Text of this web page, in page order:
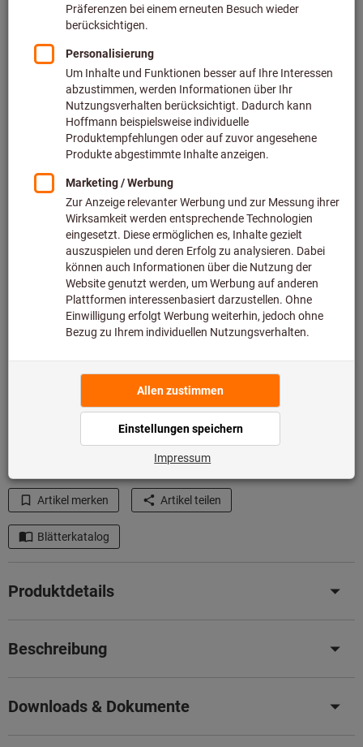
Preis pro 1 Stück
zzgl. MwSt.
zzgl. Versandkosten
Individuelle Preisanzeige für Geschäftskunden nach
Anmeldung.
Staffelpreise:
ab 1 Stück 139,83 €
ab 2 Stück
Steigung (mm):
1,5 2 2,5 3
In den Warenkorb
Lieferzeit ca.1-2 Werktage
Artikel merken Artikel teilen
Blätterkatalog
Produktdetails
Beschreibung
Downloads & Dokumente